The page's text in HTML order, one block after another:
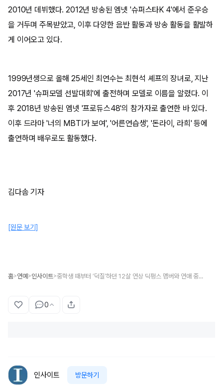
2010년 데뷔했다. 2012년 방송된 엠넷 '슈퍼스타K 4'에서 준우승
을 거두며 주목받았고, 이후 다양한 음반 활동과 방송 활동을 활발하
게 이어오고 있다.
1999년생으로 올해 25세인 최연수는 최현석 셰프의 장녀로, 지난
2017년 '슈퍼모델 선발대회'에 출전하며 모델로 이름을 알렸다. 이
후 2018년 방송된 엠넷 '프로듀스48'의 참가자로 출연한 바 있다.
이후 드라마 '너의 MBTI가 보여', '어른연습생', '돈라이, 라희' 등에
출연하며 배우로도 활동했다.
김다솜 기자
[원문 보기]
홈>연예 >인사이트> 중학생 때부터 ‘덕질’하던 12살 연상 딕펑스 멤버와 연애 중인 최연수, ‘찐성덕’이었다
0
인사이트 방문하기